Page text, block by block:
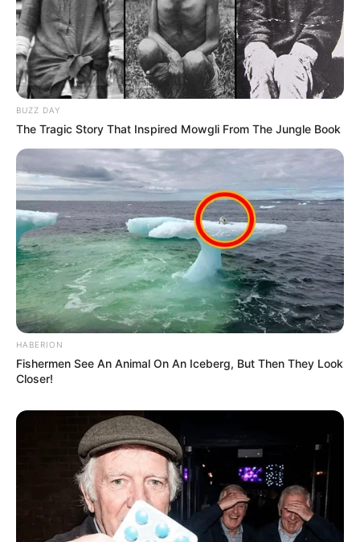
BUZZ DAY
The Tragic Story That Inspired Mowgli From The Jungle Book
HABERION
Fishermen See An Animal On An Iceberg, But Then They Look
Closer!